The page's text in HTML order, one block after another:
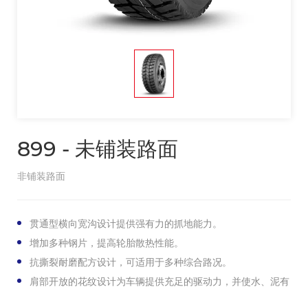
899 - 未铺装路面
非铺装路面
贯通型横向宽沟设计提供强有力的抓地能力。
增加多种钢片，提高轮胎散热性能。
抗撕裂耐磨配方设计，可适用于多种综合路况。
肩部开放的花纹设计为车辆提供充足的驱动力，并使水、泥有